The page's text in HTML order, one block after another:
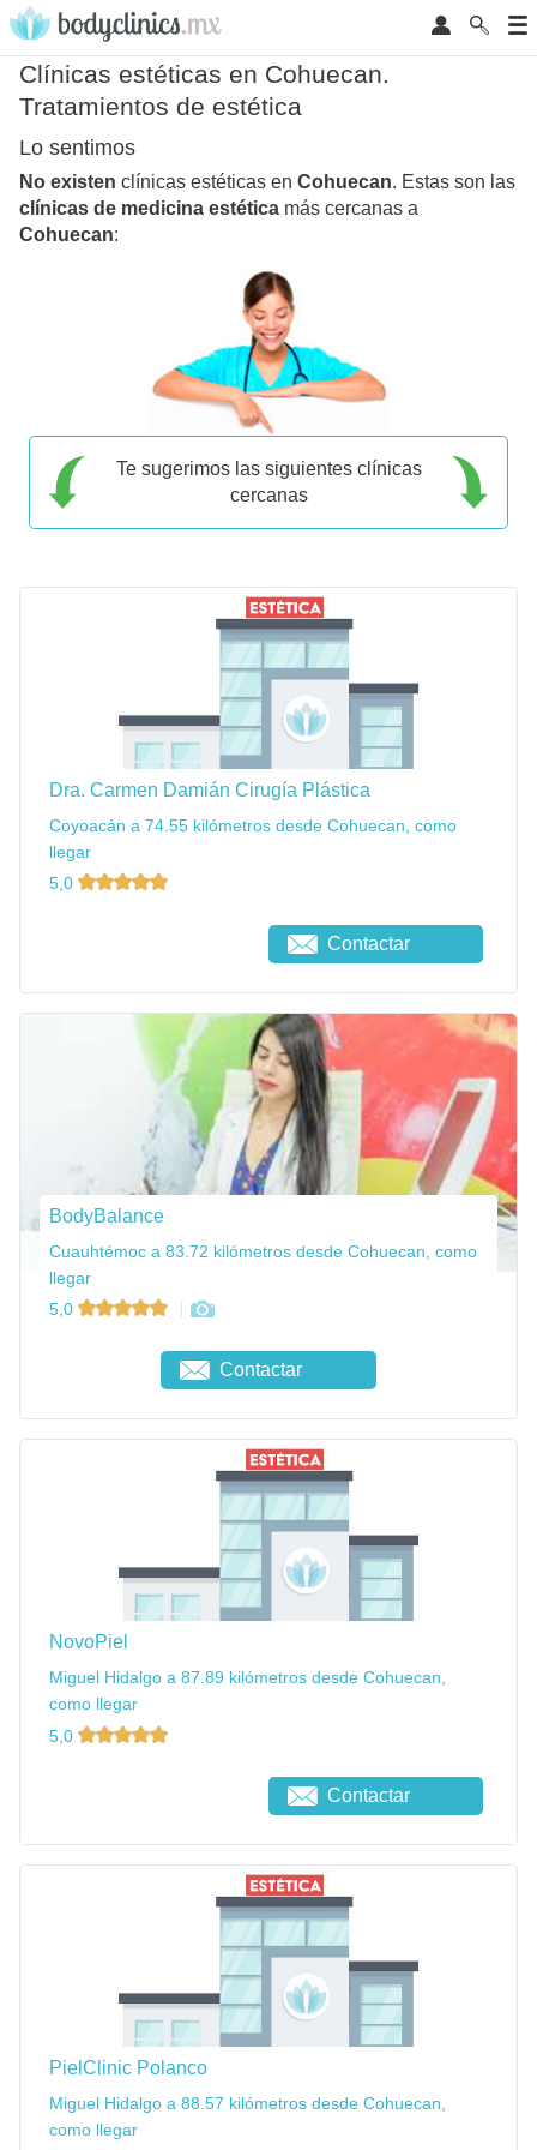
Clínicas estéticas en Cohuecan.
Tratamientos de estética
Lo sentimos
No existen clínicas estéticas en Cohuecan. Estas son las
clínicas de medicina estética más cercanas a
Cohuecan:
Te sugerimos las siguientes clínicas
cercanas
Dra. Carmen Damián Cirugía Plástica
Coyoacán a 74.55 kilómetros desde Cohuecan, como
llegar
5,0
Contactar
BodyBalance
Cuauhtémoc a 83.72 kilómetros desde Cohuecan, como
llegar
5,0
Contactar
NovoPiel
Miguel Hidalgo a 87.89 kilómetros desde Cohuecan,
como llegar
5,0
Contactar
PielClinic Polanco
Miguel Hidalgo a 88.57 kilómetros desde Cohuecan,
como llegar